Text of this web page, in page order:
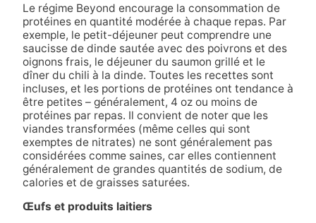
Le régime Beyond encourage la consommation de
protéines en quantité modérée à chaque repas. Par
exemple, le petit-déjeuner peut comprendre une
saucisse de dinde sautée avec des poivrons et des
oignons frais, le déjeuner du saumon grillé et le
dîner du chili à la dinde. Toutes les recettes sont
incluses, et les portions de protéines ont tendance à
être petites – généralement, 4 oz ou moins de
protéines par repas. Il convient de noter que les
viandes transformées (même celles qui sont
exemptes de nitrates) ne sont généralement pas
considérées comme saines, car elles contiennent
généralement de grandes quantités de sodium, de
calories et de graisses saturées.
Œufs et produits laitiers